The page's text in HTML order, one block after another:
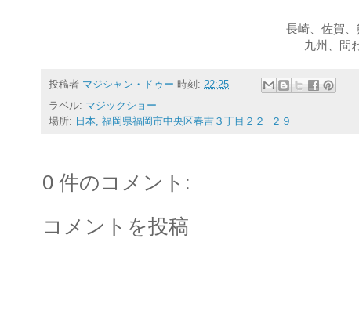
長崎、佐賀
九州、問
投稿者 マジシャン・ドゥー 時刻: 22:25
ラベル: マジックショー
場所: 日本, 福岡県福岡市中央区春吉３丁目２２−２９
0 件のコメント:
コメントを投稿